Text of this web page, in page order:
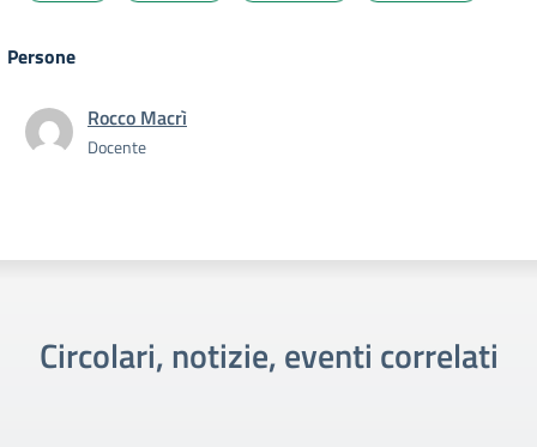
Persone
Rocco Macrì
Docente
Circolari, notizie, eventi correlati